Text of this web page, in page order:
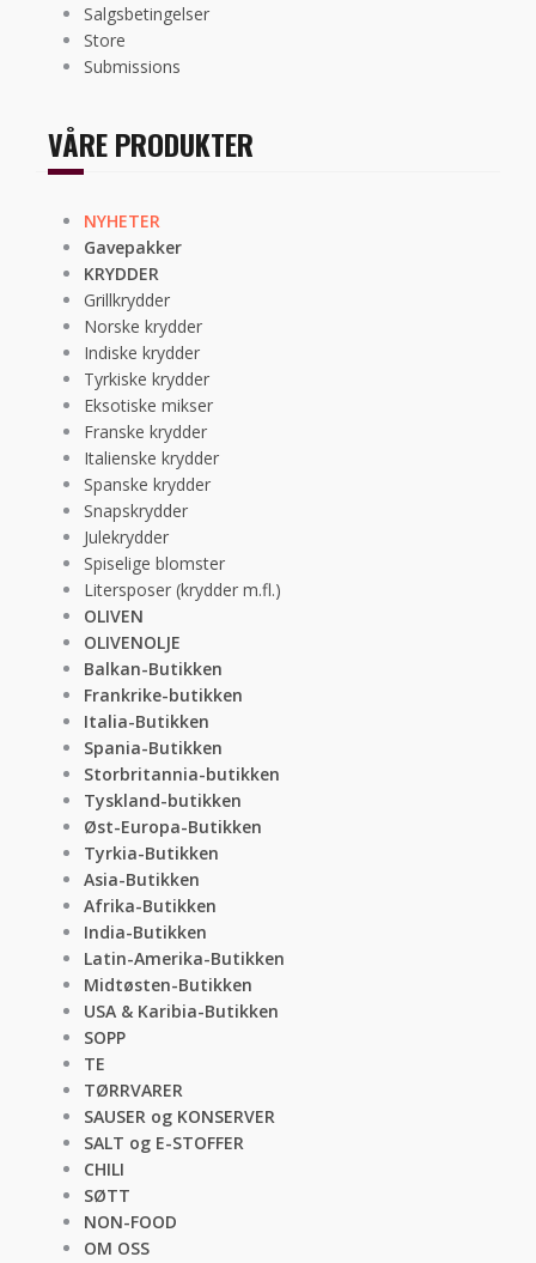
Salgsbetingelser
Store
Submissions
VÅRE PRODUKTER
NYHETER
Gavepakker
KRYDDER
Grillkrydder
Norske krydder
Indiske krydder
Tyrkiske krydder
Eksotiske mikser
Franske krydder
Italienske krydder
Spanske krydder
Snapskrydder
Julekrydder
Spiselige blomster
Litersposer (krydder m.fl.)
OLIVEN
OLIVENOLJE
Balkan-Butikken
Frankrike-butikken
Italia-Butikken
Spania-Butikken
Storbritannia-butikken
Tyskland-butikken
Øst-Europa-Butikken
Tyrkia-Butikken
Asia-Butikken
Afrika-Butikken
India-Butikken
Latin-Amerika-Butikken
Midtøsten-Butikken
USA & Karibia-Butikken
SOPP
TE
TØRRVARER
SAUSER og KONSERVER
SALT og E-STOFFER
CHILI
SØTT
NON-FOOD
OM OSS